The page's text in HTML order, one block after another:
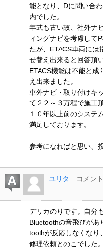
能となり、Dに問い合
内でした。
年式も古い故、社外ナ
ィングナビを考慮して
たが、ETACS車両には
せ替え出来ると回答頂
ETACS機能は不能と成
え出来ました。
車外ナビ・取り付けキ
て２２～３万程で施工
１０年以上前のシステ
満足しております。
参考になればと思い、
ユリタ コメン
デリカのりです。自分
Bluetoothの音飛びがあ
toothが反応しなくなり
修理依頼とのこでした。